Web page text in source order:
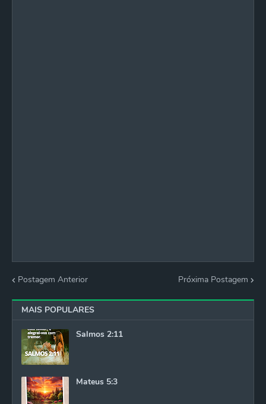
Postagem Anterior Próxima Postagem
MAIS POPULARES
Salmos 2:11
Mateus 5:3